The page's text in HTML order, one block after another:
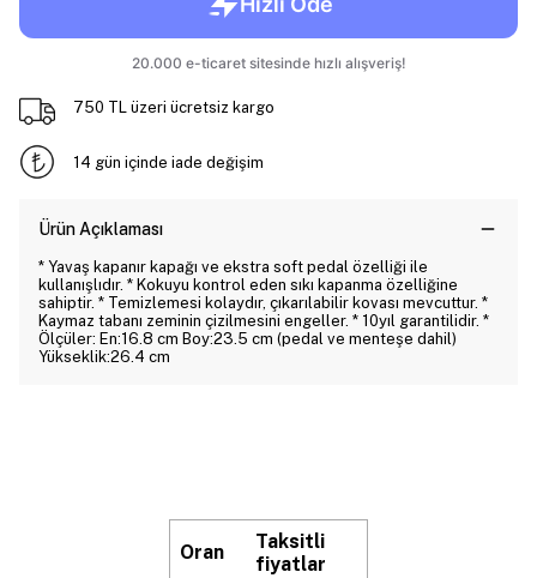
750 TL üzeri ücretsiz kargo
14 gün içinde iade değişim
Ürün Açıklaması
* Yavaş kapanır kapağı ve ekstra soft pedal özelliği ile
kullanışlıdır. * Kokuyu kontrol eden sıkı kapanma özelliğine
sahiptir. * Temizlemesi kolaydır, çıkarılabilir kovası mevcuttur. *
Kaymaz tabanı zeminin çizilmesini engeller. * 10yıl garantilidir. *
Ölçüler: En:16.8 cm Boy:23.5 cm (pedal ve menteşe dahil)
Yükseklik:26.4 cm
Oran
Taksitli
fiyatlar